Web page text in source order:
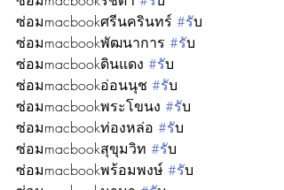
ซ่อมmacbookศรีนครินทร์ #รับ
ซ่อมmacbookพัฒนาการ #รับ
ซ่อมmacbookดินแดง #รับ
ซ่อมmacbookอ่อนนุช #รับ
ซ่อมmacbookพระโขนง #รับ
ซ่อมmacbookท่องหล่อ #รับ
ซ่อมmacbookสุขุมวิท #รับ
ซ่อมmacbookพร้อมพงษ์ #รับ